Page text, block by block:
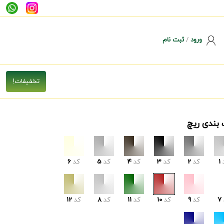
ورود/ثبت نام
بندی ریچ
1 کد 2 کد 3 کد 4 کد 5 کد 6
7 کد 9 کد 10 کد 11 کد 8 کد 12